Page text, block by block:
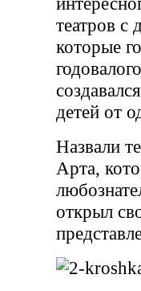
театров с
которые
детей от
Назвали
Арта,
открыл